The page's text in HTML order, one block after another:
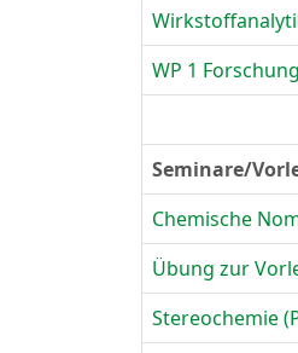
WP 1
Seminare/
Chemische
Übung zur
Stereochemie